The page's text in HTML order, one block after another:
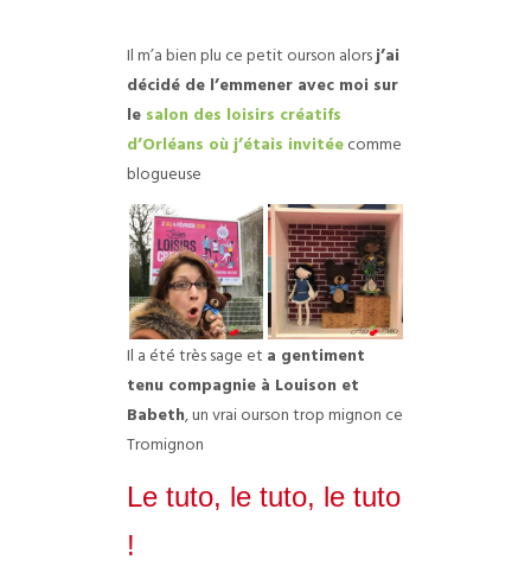
Il m’a bien plu ce petit ourson alorsj’ai
décidé de l’emmener avec moi sur
le salon des loisirs créatifs
d’Orléans où j’étais invitéecomme
blogueuse
Il a été très sage et a gentiment
tenu compagnie à Louison et
Babeth, un vrai ourson trop mignon ce
Tromignon
Le tuto, le tuto, le tuto
!